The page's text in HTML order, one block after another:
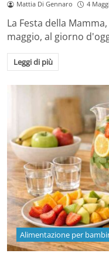
Mattia Di Gennaro 4
La Festa della
maggio, al giorno
Leggi di più
Alimentazione per